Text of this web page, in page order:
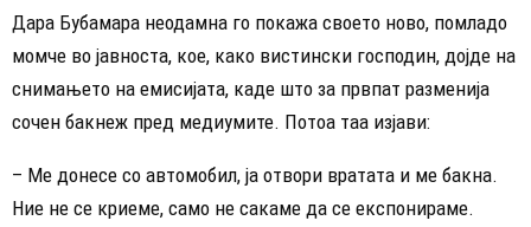
Дара Бубамара неодамна го покажа своето ново, помладо
момче во јавноста, кое, како вистински господин, дојде на
снимањето на емисијата, каде што за првпат разменија
сочен бакнеж пред медиумите. Потоа таа изјави:
– Ме донесе со автомобил, ја отвори вратата и ме бакна.
Ние не се криеме, само не сакаме да се експонираме.